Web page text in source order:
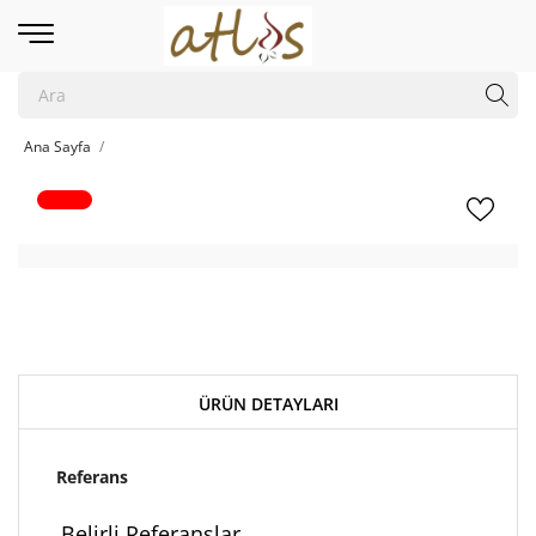
Ana Sayfa
ÜRÜN DETAYLARI
Referans